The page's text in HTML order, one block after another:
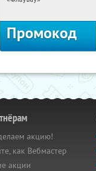
Промокод
акцию!
как Вебмастер
акции